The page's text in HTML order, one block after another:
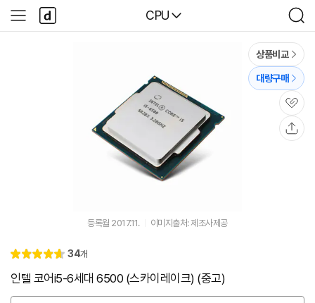
다나와
CPU
검
색
사
이
다
나
와
상품비교
대량구매
관
심
등록월 2017.11. 이미지출처: 제조사제공
별
4.
리
34개
인텔 코어i5-6세대 6500 (스카이레이크) (중고)